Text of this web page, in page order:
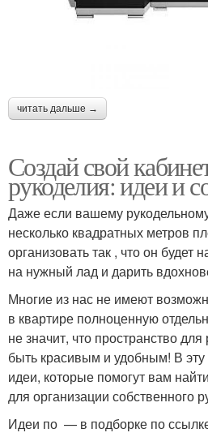
читать дальше →
Создай свой
рукоделия: идеи и
Даже если вашему
несколько квадратных метров
организовать так , что он будет
на нужный лад и дарить
Многие из нас не имеют
в квартире полноценную
не значит, что пространство
быть красивым и удобным! В
идеи, которые помогут вам
для организации собственного
Идеи по — в подборке по